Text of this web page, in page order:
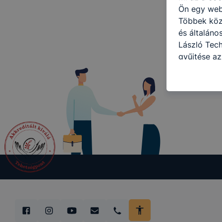
Ön egy
Többek
és
László
gyűjtése
így
ismét
lesznek